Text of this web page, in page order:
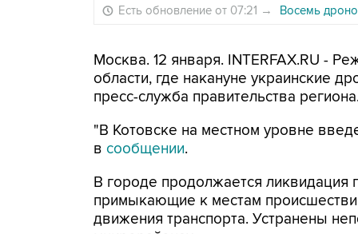
Есть обновление от 07:21 → Восемь
Москва. 12 января. INTERFAX.RU -
области, где накануне украинские
пресс-служба правительства
"В Котовске на местном уровне
в сообщении.
В городе продолжается ликвидация
примыкающие к местам
движения транспорта. Устранены